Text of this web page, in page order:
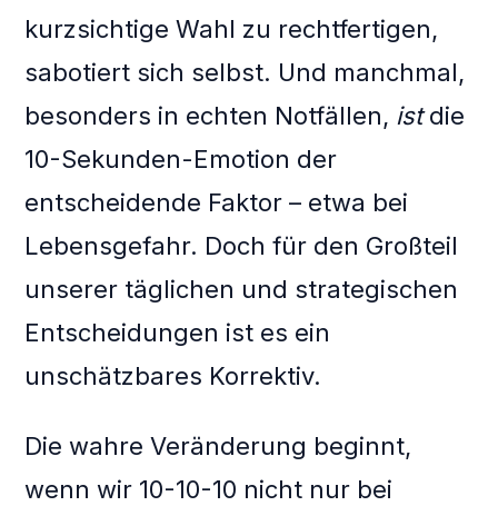
kurzsichtige Wahl zu rechtfertigen,
sabotiert sich selbst. Und manchmal,
besonders in echten Notfällen, istdie
10-Sekunden-Emotion der
entscheidende Faktor – etwa bei
Lebensgefahr. Doch für den Großteil
unserer täglichen und strategischen
Entscheidungen ist es ein
unschätzbares Korrektiv.
Die wahre Veränderung beginnt,
wenn wir 10-10-10 nicht nur bei